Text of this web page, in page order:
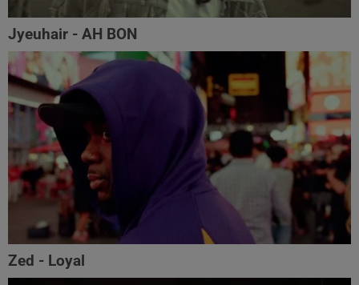
Jyeuhair - AH BON
Zed - Loyal